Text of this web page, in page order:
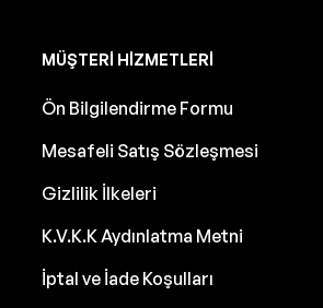
MÜŞTERI HIZMETLERI
Ön Bilgilendirme Formu
Mesafeli Satış Sözleşmesi
Gizlilik İlkeleri
K.V.K.K Aydınlatma Metni
İptal ve İade Koşulları